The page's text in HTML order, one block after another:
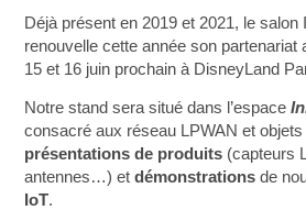
Déjà présent en 2019 et 2021, le salon
renouvelle cette année son partenariat
15 et 16 juin prochain à DisneyLand
Notre stand sera situé dans l’espace
consacré aux réseau LPWAN et
présentations de produits (capteurs
antennes…) etdémonstrations de
IoT.